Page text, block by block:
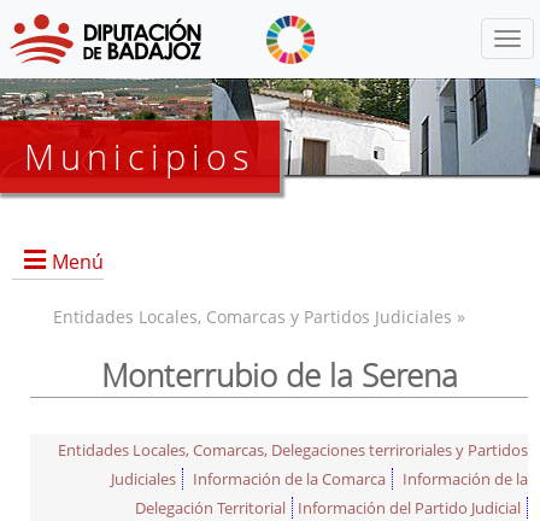
Municipios
Menú
Entidades Locales, Comarcas y Partidos Judiciales »
Monterrubio de la Serena
Entidades Locales, Comarcas, Delegaciones terriroriales y Partidos
Judiciales
Información de la Comarca
Información de la
Delegación Territorial
Información del Partido Judicial